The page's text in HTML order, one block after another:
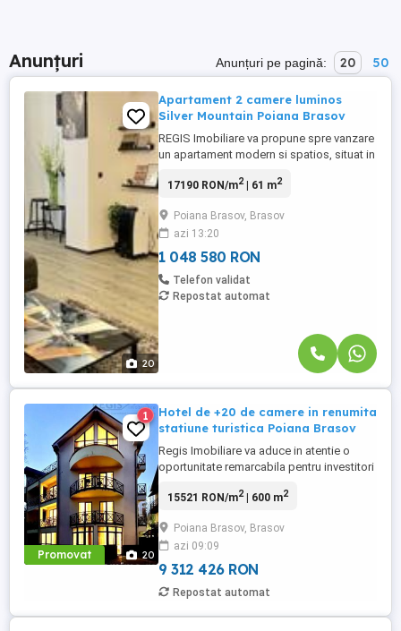
Anunțuri Anunțuri pe pagină: 20 50
20
Apartament 2 camere luminos
Silver Mountain Poiana Brasov
REGIS Imobiliare va propune spre vanzare
un apartament modern si spatios, situat in
Spa. Propriettea arata impecabil si iti va
prezentare: https: www.youtube.com
watch?v=8HDinyO5C2wamp;t=46s
Imobilul este pozitionat ...
17190 RON/m2| 61 m2
Poiana Brasov, Brasov
azi 13:20
1 048 580 RON
Telefon validat
Repostat automat
Promovat 20
1
Hotel de +20 de camere in renumita
statiune turistica Poiana Brasov
Regis Imobiliare va aduce in atentie o
oportunitate remarcabila pentru investitori
de 4 stele situat in inima pitoreasca a
impresionanta a fost recent renovata,
oferind un spatiu confortabil si modern
pentru oaspetii dvs. - ...
15521 RON/m2| 600 m2
Poiana Brasov, Brasov
azi 09:09
9 312 426 RON
Repostat automat